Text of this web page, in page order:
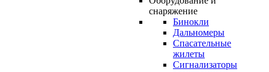
снаряжение
Бинокли
Дальномеры
Спасательные
жилеты
Сигнализаторы